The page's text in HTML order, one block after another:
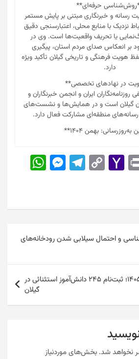
حرفه‌ای**
رسانه و خبرنگاری مبتنی بر پایش مستمر
نزدیک با منابع محلی، اعتبارسنجی دقیق
یا تحریف واقعیت‌ها است. وی در
بر انعکاس صدای مردم استان، پیگیری
هویت فرهنگی و تاریخی گیلان تأکید ویژه
دارد.
در نهادهای تخصصی**
ایران و انجمن خبرنگاران و
گیلان است و در همایش‌ها و نشست‌های
منطقه‌ای مشارکت فعال دارد.
بهمن ۱۴۰۴**
Pr
in
Y
a
o
M
l
C
o
y
n
T
el
gr
m
M
e
s
n
er
s
p
و احتمال سیلابی شدن رودخانه‌های
سال تحصیلی ۱۴۰۴–۱۴۰۵؛ ثبت‌نام ۲۴۵ دانش‌آموز استثنائی در
گیلان
نخواهد شد. بخش‌های موردنیاز